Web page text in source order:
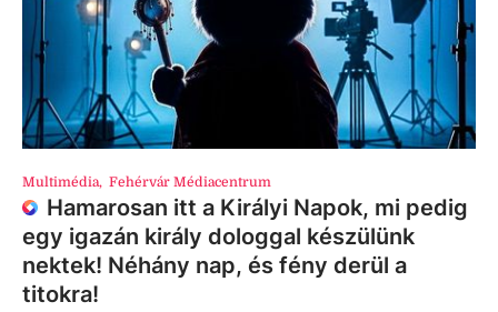
Multimédia, Fehérvár Médiacentrum
Hamarosan itt a Királyi Napok, mi pedig
egy igazán király dologgal készülünk
nektek! Néhány nap, és fény derül a
titokra!